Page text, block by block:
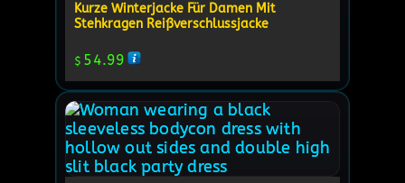
Kurze Winterjacke Für Damen Mit
Stehkragen Reißverschlussjacke
$ 54.99